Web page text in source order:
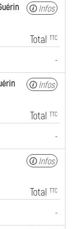
Infos
Total TTC
-
Infos
Total TTC
-
Infos
Total TTC
-